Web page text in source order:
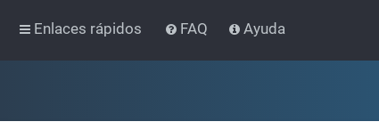
Enlaces rápidos FAQ Ayuda